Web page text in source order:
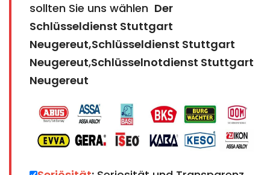
sollten Sie uns wählen Der
Schlüsseldienst Stuttgart
Neugereut,Schlüsseldienst Stuttgart
Neugereut,Schlüsselnotdienst Stuttgart
Neugereut